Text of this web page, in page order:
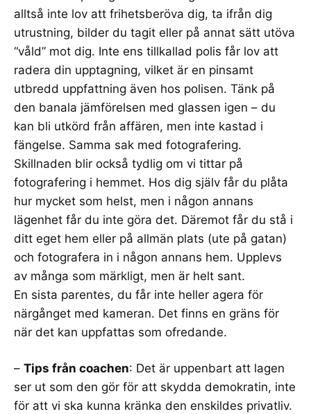
alltså inte lov att frihetsberöva dig, ta ifrån dig
utrustning, bilder du tagit eller på annat sätt utöva
“våld” mot dig. Inte ens tillkallad polis får lov att
radera din upptagning, vilket är en pinsamt
utbredd uppfattning även hos polisen. Tänk på
den banala jämförelsen med glassen igen – du
kan bli utkörd från affären, men inte kastad i
fängelse. Samma sak med fotografering.
Skillnaden blir också tydlig om vi tittar på
fotografering i hemmet. Hos dig själv får du plåta
hur mycket som helst, men i någon annans
lägenhet får du inte göra det. Däremot får du stå i
ditt eget hem eller på allmän plats (ute på gatan)
och fotografera in i någon annans hem. Upplevs
av många som märkligt, men är helt sant.
En sista parentes, du får inte heller agera för
närgånget med kameran. Det finns en gräns för
när det kan uppfattas som ofredande.
– Tips från coachen: Det är uppenbart att lagen
ser ut som den gör för att skydda demokratin, inte
för att vi ska kunna kränka den enskildes privatliv.